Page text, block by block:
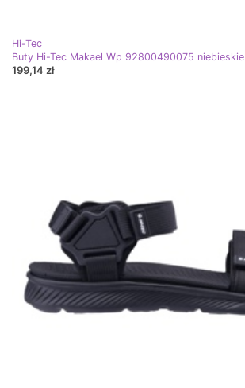
Hi-Tec
Buty Hi-Tec Makael Wp 92800490075 niebieskie
199,14 zł